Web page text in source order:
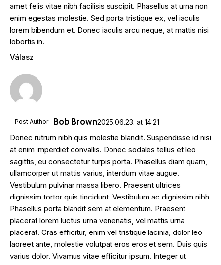
amet felis vitae nibh facilisis suscipit. Phasellus at urna non
enim egestas molestie. Sed porta tristique ex, vel iaculis
lorem bibendum et. Donec iaculis arcu neque, at mattis nisi
lobortis in.
Válasz
Post Author Bob Brown2025.06.23. at 14:21
Donec rutrum nibh quis molestie blandit. Suspendisse id nisi
at enim imperdiet convallis. Donec sodales tellus et leo
sagittis, eu consectetur turpis porta. Phasellus diam quam,
ullamcorper ut mattis varius, interdum vitae augue.
Vestibulum pulvinar massa libero. Praesent ultrices
dignissim tortor quis tincidunt. Vestibulum ac dignissim nibh.
Phasellus porta blandit sem at elementum. Praesent
placerat lorem luctus urna venenatis, vel mattis urna
placerat. Cras efficitur, enim vel tristique lacinia, dolor leo
laoreet ante, molestie volutpat eros eros et sem. Duis quis
varius dolor. Vivamus vitae efficitur ipsum. Integer ut